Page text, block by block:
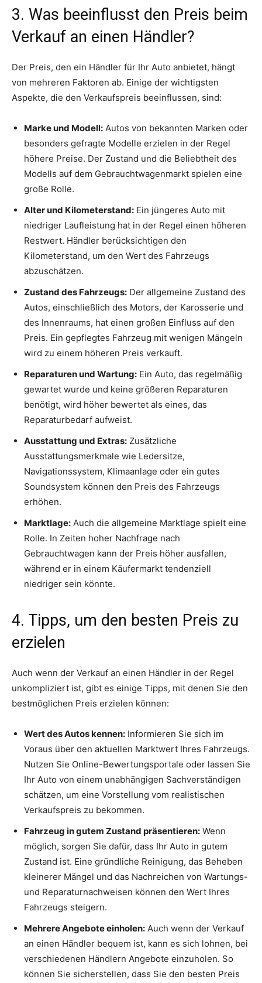
3. Was beeinflusst den Preis beim
Verkauf an einen Händler?
Der Preis, den ein Händler für Ihr Auto anbietet, hängt
von mehreren Faktoren ab. Einige der wichtigsten
Aspekte, die den Verkaufspreis beeinflussen, sind:
Marke und Modell: Autos von bekannten Marken oder
besonders gefragte Modelle erzielen in der Regel
höhere Preise. Der Zustand und die Beliebtheit des
Modells auf dem Gebrauchtwagenmarkt spielen eine
große Rolle.
Alter und Kilometerstand: Ein jüngeres Auto mit
niedriger Laufleistung hat in der Regel einen höheren
Restwert. Händler berücksichtigen den
Kilometerstand, um den Wert des Fahrzeugs
abzuschätzen.
Zustand des Fahrzeugs: Der allgemeine Zustand des
Autos, einschließlich des Motors, der Karosserie und
des Innenraums, hat einen großen Einfluss auf den
Preis. Ein gepflegtes Fahrzeug mit wenigen Mängeln
wird zu einem höheren Preis verkauft.
Reparaturen und Wartung: Ein Auto, das regelmäßig
gewartet wurde und keine größeren Reparaturen
benötigt, wird höher bewertet als eines, das
Reparaturbedarf aufweist.
Ausstattung und Extras: Zusätzliche
Ausstattungsmerkmale wie Ledersitze,
Navigationssystem, Klimaanlage oder ein gutes
Soundsystem können den Preis des Fahrzeugs
erhöhen.
Marktlage: Auch die allgemeine Marktlage spielt eine
Rolle. In Zeiten hoher Nachfrage nach
Gebrauchtwagen kann der Preis höher ausfallen,
während er in einem Käufermarkt tendenziell
niedriger sein könnte.
4. Tipps, um den besten Preis zu
erzielen
Auch wenn der Verkauf an einen Händler in der Regel
unkompliziert ist, gibt es einige Tipps, mit denen Sie den
bestmöglichen Preis erzielen können:
Wert des Autos kennen: Informieren Sie sich im
Voraus über den aktuellen Marktwert Ihres Fahrzeugs.
Nutzen Sie Online-Bewertungsportale oder lassen Sie
Ihr Auto von einem unabhängigen Sachverständigen
schätzen, um eine Vorstellung vom realistischen
Verkaufspreis zu bekommen.
Fahrzeug in gutem Zustand präsentieren: Wenn
möglich, sorgen Sie dafür, dass Ihr Auto in gutem
Zustand ist. Eine gründliche Reinigung, das Beheben
kleinerer Mängel und das Nachreichen von Wartungs-
und Reparaturnachweisen können den Wert Ihres
Fahrzeugs steigern.
Mehrere Angebote einholen: Auch wenn der Verkauf
an einen Händler bequem ist, kann es sich lohnen, bei
verschiedenen Händlern Angebote einzuholen. So
können Sie sicherstellen, dass Sie den besten Preis